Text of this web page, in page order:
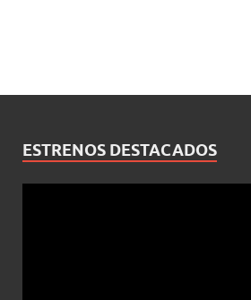
ESTRENOS DESTACADOS